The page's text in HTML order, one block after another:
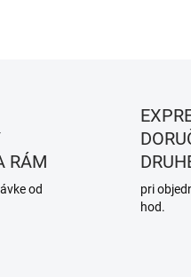
RÁM
od
pri
hod.